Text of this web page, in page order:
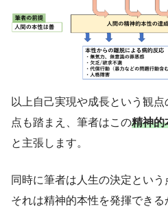
以上自己実現や成長という観
点も踏まえ、筆者はこの精神的
と主張します。
同時に筆者は人生の決定という
それは精神的本性を発揮でき